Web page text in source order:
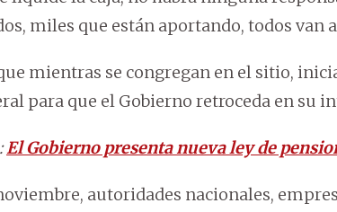
miles que están aportando, todos van
mientras se congregan en el sitio,
para que el Gobierno retroceda en su
El Gobierno presenta nueva ley de
autoridades nacionales,